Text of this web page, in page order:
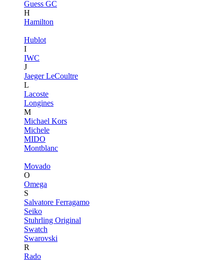
Guess GC
H
Hamilton
Hublot
I
IWC
J
Jaeger LeCoultre
L
Lacoste
Longines
M
Michael Kors
Michele
MIDO
Montblanc
Movado
O
Omega
S
Salvatore Ferragamo
Seiko
Stuhrling Original
Swatch
Swarovski
R
Rado